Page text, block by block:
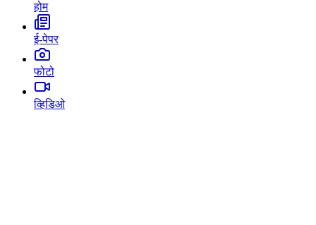
होम
ई-पेपर
फोटो
व्हिडिओ